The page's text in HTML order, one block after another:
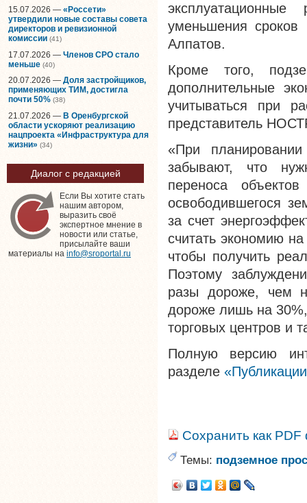
15.07.2026 — «Россети»
утвердили новые составы совета
директоров и ревизионной
комиссии (41)
17.07.2026 — Членов СРО стало
меньше (40)
20.07.2026 — Доля застройщиков,
применяющих ТИМ, достигла
почти 50% (38)
21.07.2026 — В Оренбургской
области ускоряют реализацию
нацпроекта «Инфраструктура для
жизни» (34)
Диалог с редакцией
Если Вы хотите стать
нашим автором,
выразить своё
экспертное мнение в
новости или статье,
присылайте ваши
материалы на info@sroportal.ru
уменьшения сроков
Алпатов.
Кроме того,
дополнительные
учитываться при
представитель
«При
забывают, что
переноса
освободившегося
за счет
считать экономию
чтобы получить
Поэтому
разы дороже, чем
дороже лишь на
торговых центров и
Полную версию
разделе
Сохранить как
Темы: подземное